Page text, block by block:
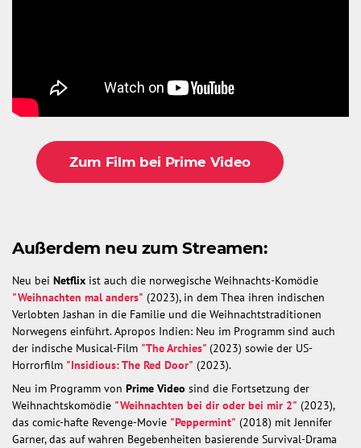
Zum Film bei Prime Video
Außerdem neu zum Streamen:
Neu bei Netflix ist auch die norwegische Weihnachts-Komödie
"Weihnachten mal anders" (2023), in dem Thea ihren indischen
Verlobten Jashan in die Familie und die Weihnachtstraditionen
Norwegens einführt. Apropos Indien: Neu im Programm sind auch
der indische Musical-Film "The Archies" (2023) sowie der US-
Horrorfilm "Insidious: The Red Door" (2023).
Neu im Programm von Prime Video sind die Fortsetzung der
Weihnachtskomödie "Weihnachten bei dir oder bei mir 2" (2023),
das comic-hafte Revenge-Movie "Peppermint" (2018) mit Jennifer
Garner, das auf wahren Begebenheiten basierende Survival-Drama